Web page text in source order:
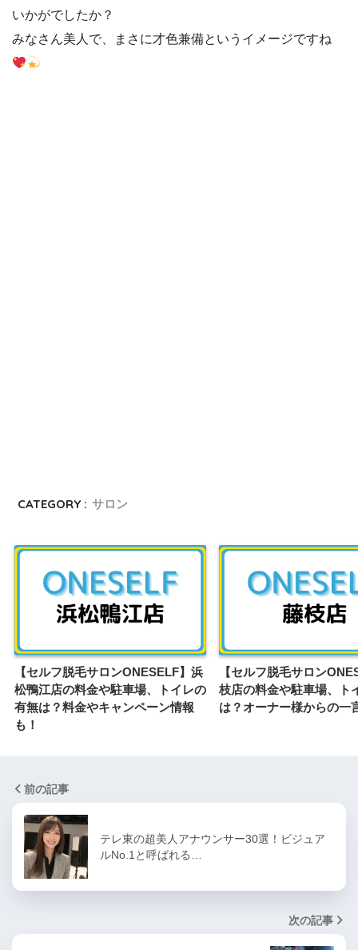
いかがでしたか？
みなさん美人で、まさに才色兼備というイメージですね
CATEGORY : サロン
【セルフ脱毛サロンONESELF】浜
松鴨江店の料金や駐車場、トイレの
有無は？料金やキャンペーン情報
も！
【セルフ脱毛サロン
枝店の料金や駐車場、ト
は？オーナー様からの一
前の記事
テレ東の超美人アナウンサー30選！ビジュア
ルNo.1と呼ばれる…
次の記事